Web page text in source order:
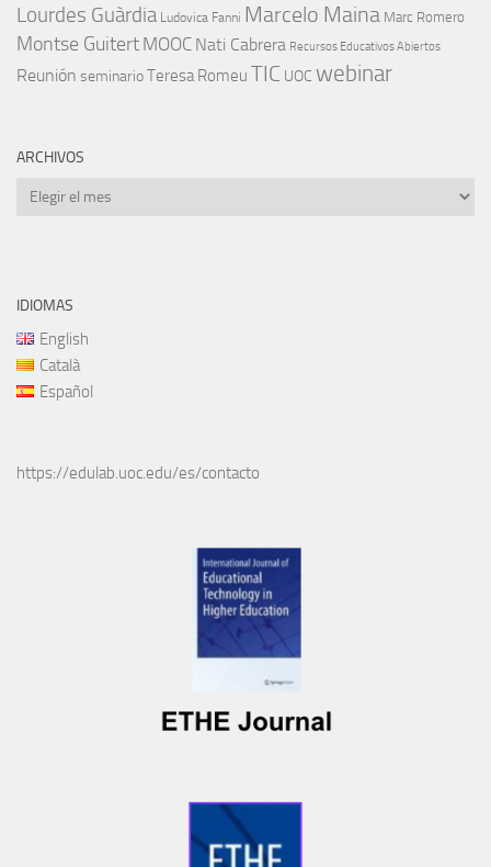
Lourdes Guàrdia Ludovica Fanni Marcelo Maina Marc Romero
Montse Guitert MOOC Nati Cabrera Recursos Educativos Abiertos
Reunión seminarioTeresa Romeu TIC UOC webinar
ARCHIVOS
Archivos
IDIOMAS
English
Català
Español
https://edulab.uoc.edu/es/contacto